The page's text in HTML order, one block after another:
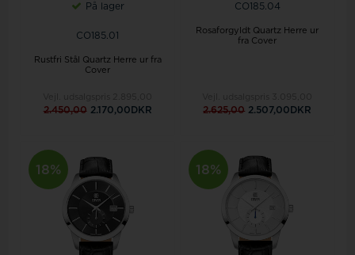
På lager
CO185.01
Rustfri Stål Quartz Herre ur fra
Cover
2.450,00 2.170,00DKR
CO185.04
Rosaforgyldt Quartz Herre ur
fra Cover
2.625,00 2.507,00DKR
18% 18%